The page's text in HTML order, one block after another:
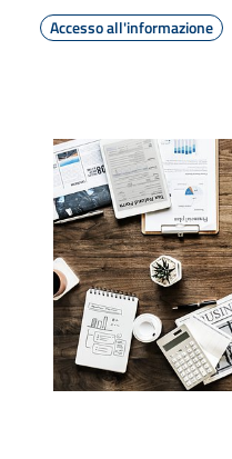
Accesso all'informazione